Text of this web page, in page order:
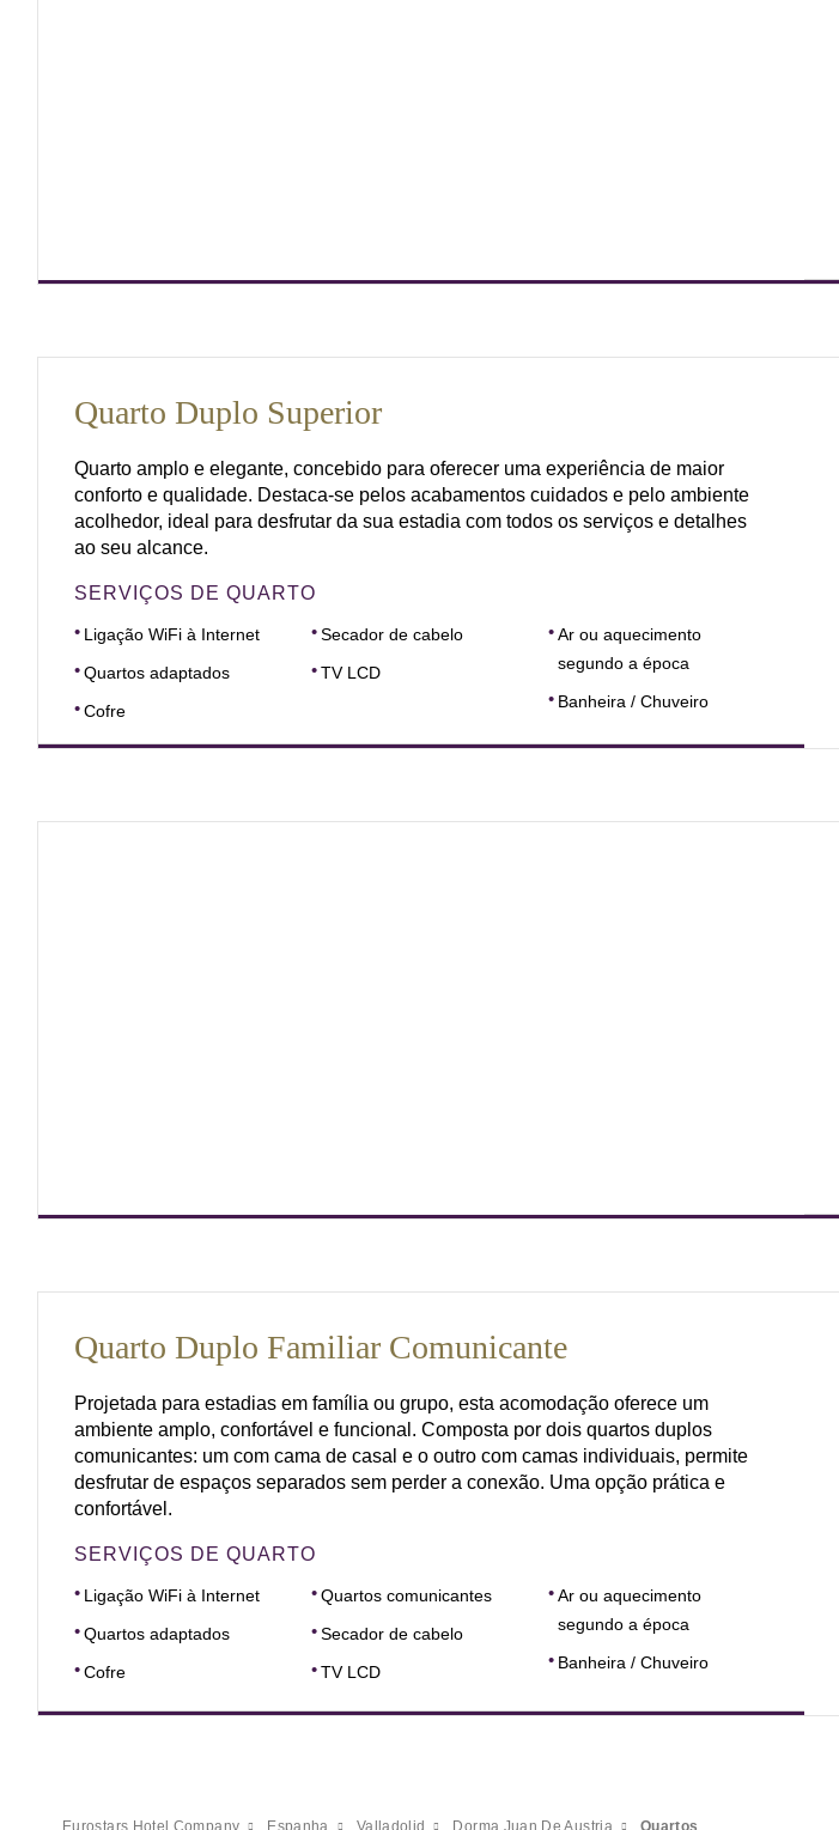
Quarto Duplo Superior
Quarto amplo e elegante, concebido para oferecer uma experiência de maior
conforto e qualidade. Destaca-se pelos acabamentos cuidados e pelo ambiente
acolhedor, ideal para desfrutar da sua estadia com todos os serviços e detalhes
ao seu alcance.
SERVIÇOS DE QUARTO
Ligação WiFi à Internet
Quartos adaptados
Cofre
Secador de cabelo
TV LCD
Ar ou aquecimento
segundo a época
Banheira / Chuveiro
Quarto Duplo Familiar Comunicante
Projetada para estadias em família ou grupo, esta acomodação oferece um
ambiente amplo, confortável e funcional. Composta por dois quartos duplos
comunicantes: um com cama de casal e o outro com camas individuais, permite
desfrutar de espaços separados sem perder a conexão. Uma opção prática e
confortável.
SERVIÇOS DE QUARTO
Ligação WiFi à Internet
Quartos adaptados
Cofre
Quartos comunicantes
Secador de cabelo
TV LCD
Ar ou aquecimento
segundo a época
Banheira / Chuveiro
Eurostars Hotel Company Espanha Valladolid Dorma Juan De Austria Quartos